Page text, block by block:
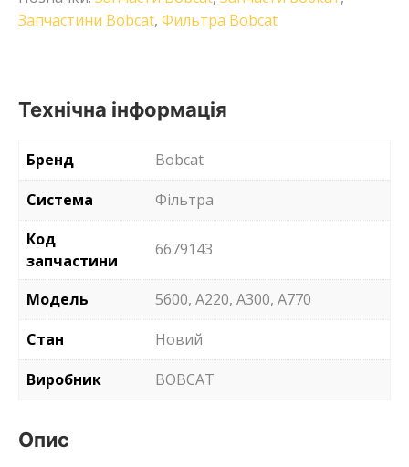
Запчастини Bobcat, Фильтра Bobcat
Технічна інформація
Бренд
Bobcat
Система
Фільтра
Код
запчастини
6679143
Модель
5600, A220, A300, A770
Стан
Новий
Виробник
BOBCAT
Опис